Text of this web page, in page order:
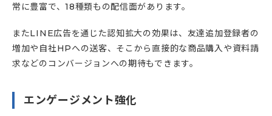
常に豊富で、18種類もの配信面があります。
またLINE広告を通じた認知拡大の効果は、友達追加登録者の
増加や自社HPへの送客、そこから直接的な商品購入や資料請
求などのコンバージョンへの期待もできます。
エンゲージメント強化